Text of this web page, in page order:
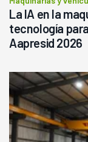
La IA en la
tecnología
Aapresid 2026